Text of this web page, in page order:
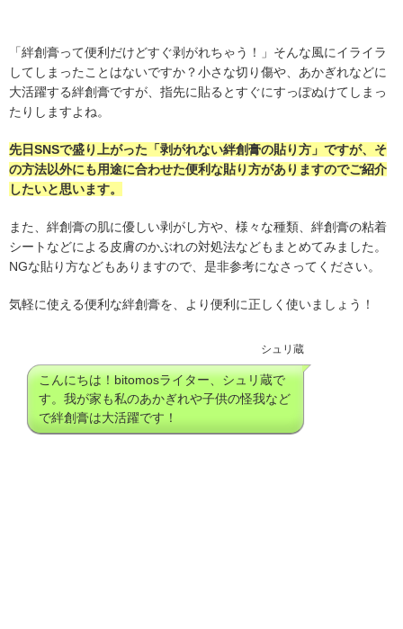
「絆創膏って便利だけどすぐ剥がれちゃう！」そんな風にイライラ
してしまったことはないですか？小さな切り傷や、あかぎれなどに
大活躍する絆創膏ですが、指先に貼るとすぐにすっぽぬけてしまっ
たりしますよね。
先日SNSで盛り上がった「剥がれない絆創膏の貼り方」ですが、そ
の方法以外にも用途に合わせた便利な貼り方がありますのでご紹介
したいと思います。
また、絆創膏の肌に優しい剥がし方や、様々な種類、絆創膏の粘着
シートなどによる皮膚のかぶれの対処法などもまとめてみました。
NGな貼り方などもありますので、是非参考になさってください。
気軽に使える便利な絆創膏を、より便利に正しく使いましょう！
シュリ蔵
こんにちは！bitomosライター、シュリ蔵で
す。我が家も私のあかぎれや子供の怪我など
で絆創膏は大活躍です！